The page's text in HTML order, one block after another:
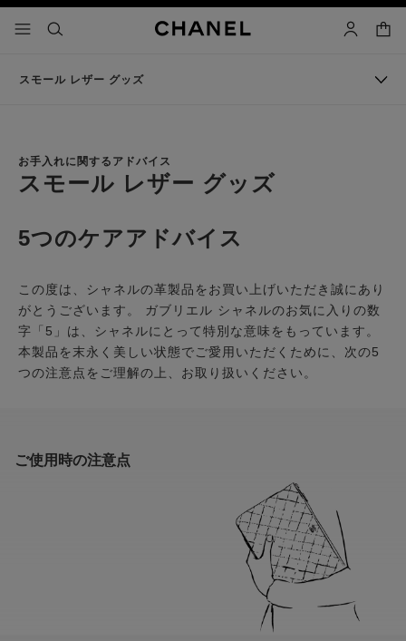
メニュー - メインナビゲーション
- メインナビゲーション
検索 マイアカ
カー
スモール レザー グッズ
お手入れに関するアドバイス
スモール レザー グッズ
5つのケアアドバイス
この度は、シャネルの革製品をお買い上げいただき誠にあり
がとうございます。 ガブリエル シャネルのお気に入りの数
字「5」は、シャネルにとって特別な意味をもっています。
本製品を末永く美しい状態でご愛用いただくために、次の5
つの注意点をご理解の上、お取り扱いください。
ご使用時の注意点